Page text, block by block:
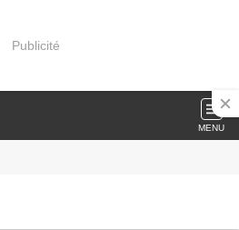
Publicité
MENU